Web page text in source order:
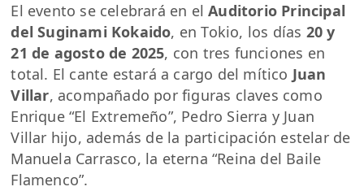
El evento se celebrará en elAuditorio Principal
del Suginami Kokaido, en Tokio, los días 20 y
21 de agosto de 2025, con tres funciones en
total. El cante estará a cargo del mítico Juan
Villar, acompañado por figuras claves como
Enrique “El Extremeño”, Pedro Sierra y Juan
Villar hijo, además de la participación estelar de
Manuela Carrasco, la eterna “Reina del Baile
Flamenco”.